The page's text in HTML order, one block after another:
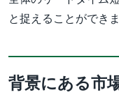
と捉えることができま
背景にある市